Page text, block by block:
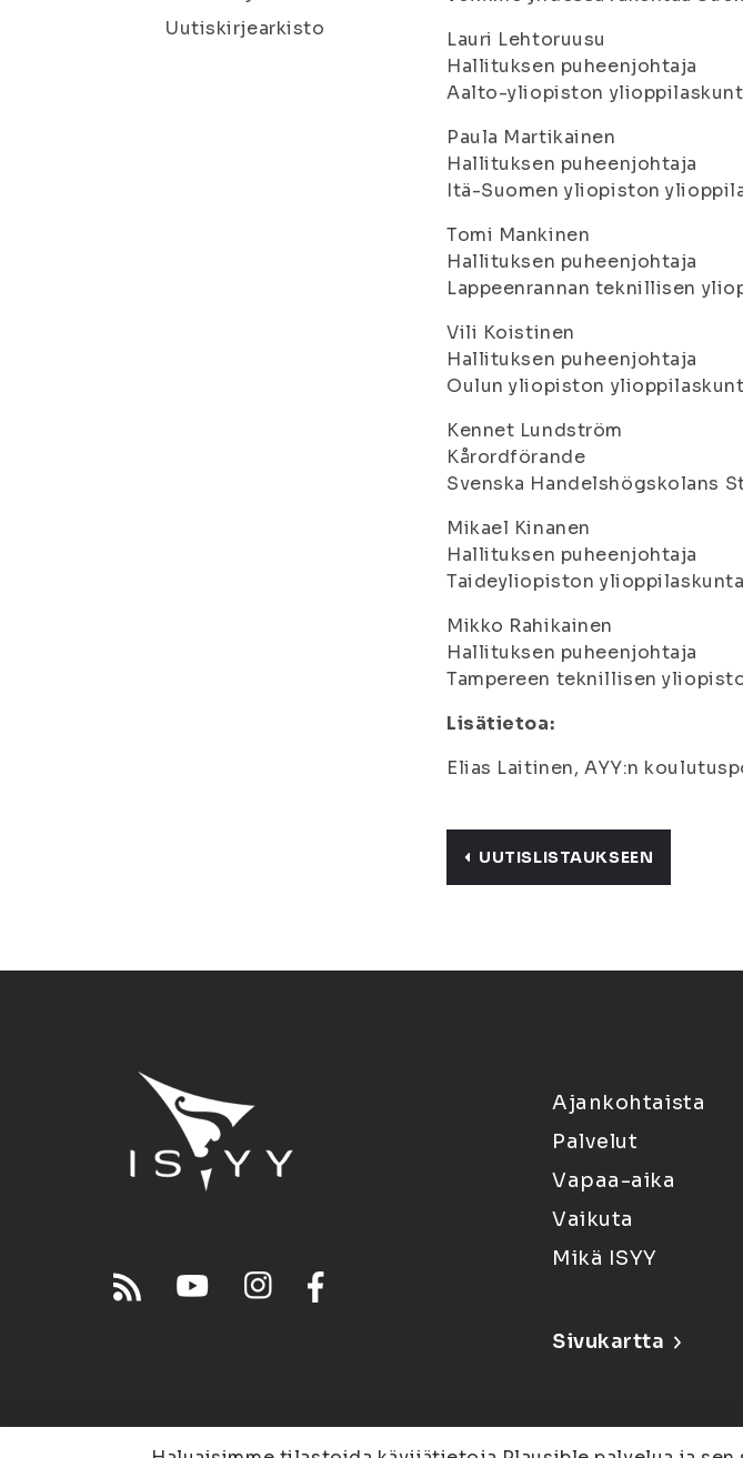
Uutiskirjearkisto
Lauri Lehtoruusu
Hallituksen puheenjohtaja
Aalto-yliopiston
Paula Martikainen
Hallituksen puheenjohtaja
Itä-Suomen yliopiston
Tomi Mankinen
Hallituksen puheenjohtaja
Lappeenrannan teknillisen
Vili Koistinen
Hallituksen puheenjohtaja
Oulun yliopiston
Kennet Lundström
Kårordförande
Svenska Handelshögskolans
Mikael Kinanen
Hallituksen puheenjohtaja
Taideyliopiston ylioppilaskunta
Mikko Rahikainen
Hallituksen puheenjohtaja
Tampereen teknillisen
Lisätietoa:
Elias Laitinen, AYY:n
UUTISLISTAUKSEEN
Ajankohtaista
Palvelut
Vapaa-aika
Vaikuta
Mikä ISYY
Sivukartta